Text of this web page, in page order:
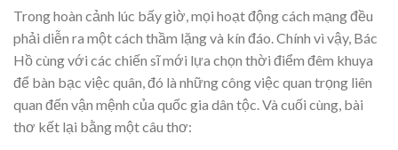
Trong hoàn cảnh lúc bấy giờ, mọi hoạt động cách mạng đều
phải diễn ra một cách thầm lặng và kín đáo. Chính vì vậy, Bác
Hồ cùng với các chiến sĩ mới lựa chọn thời điểm đêm khuya
để bàn bạc việc quân, đó là những công việc quan trọng liên
quan đến vận mệnh của quốc gia dân tộc. Và cuối cùng, bài
thơ kết lại bằng một câu thơ: